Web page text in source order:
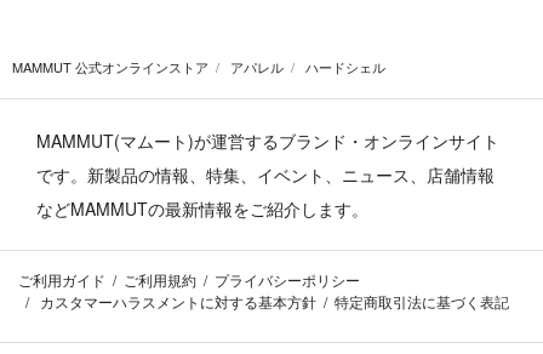
MAMMUT 公式オンラインストア アパレル ハードシェル
MAMMUT(マムート)が運営するブランド・オンラインサイト
です。 新製品の情報、特集、イベント、ニュース、店舗情報
などMAMMUTの最新情報をご紹介します。
ご利用ガイド ご利用規約
プライバシーポリシー
カスタマーハラスメントに対する基本方針
特定商取引法に基づく表記